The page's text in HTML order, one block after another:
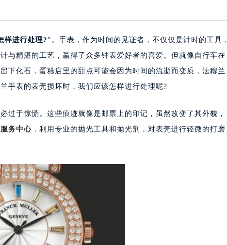
写字楼8层805室（需提前预约）
心写字楼A座13层1304室（需提前预约）
子塔（中央广场）A1座办公楼14层07室（需提前预约）
楼（万象城）15层1508室（需提前预约）
中心大厦南塔写字楼15层07室（需提前预约）
字楼1座30层05室（需提前预约）
B座11层1104室（需提前预约）
15层03室（需提前预约）
字楼24层2406B室（需提前预约）
场写字楼9层902室（需提前预约）
环球金融中心写字楼（芙蓉广场）10层13室（需提前预约）
层2905室（需提前预约）
心（品牌授权店）3层整层（需提前预约）
样进行处理?”。手表，作为时间的见证者，不仅仅是计时的工具，
与精湛的工艺，赢得了众多钟表爱好者的喜爱。但就像自行车在
下化石，蛋糕店里的甜点可能会因为时间的流逝而变质，法穆兰
手表的表壳损坏时，我们应该怎样进行处理呢?
过于惊慌。这些痕迹就像是邮票上的印记，虽然改变了其外貌，
务中心 ，利用专业的抛光工具和抛光剂，对表壳进行轻微的打磨